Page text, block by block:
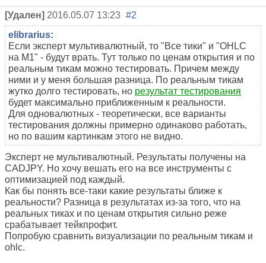
[Удален] 2016.05.07 13:23 #2
elibrarius:
Если эксперт мультивалютный, то "Все тики" и "OHLC
на M1" - будут врать. Тут только по ценам открытия и по
реальным тикам можно тестировать. Причем между
ними и у меня большая разница. По реальным тикам
жутко долго тестировать, но результат тестирования
будет максимально приближенным к реальности.
Для одновалютных - теоретически, все варианты
тестирования должны примерно одинаково работать,
но по вашим картинкам этого не видно.
Эксперт не мультивалютный. Результаты получены на
CADJPY. Но хочу вешать его на все инструменты с
оптимизацией под каждый.
Как бы понять все-таки какие результаты ближе к
реальности? Разница в результатах из-за того, что на
реальных тиках и по ценам открытия сильно реже
срабатывает тейкпрофит.
Попробую сравнить визуализации по реальным тикам и
ohlc.